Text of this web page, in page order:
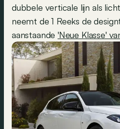
dubbele verticale lijn als
neemt de 1 Reeks de
aanstaande'Neue Klasse'